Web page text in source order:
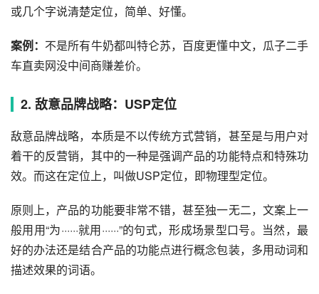
或几个字说清楚定位，简单、好懂。
案例： 不是所有牛奶都叫特仑苏，百度更懂中文，瓜子二手
车直卖网没中间商赚差价。
2. 敌意品牌战略：USP定位
敌意品牌战略，本质是不以传统方式营销，甚至是与用户对
着干的反营销，其中的一种是强调产品的功能特点和特殊功
效。而这在定位上，叫做USP定位，即物理型定位。
原则上，产品的功能要非常不错，甚至独一无二，文案上一
般用用“为······就用······”的句式，形成场景型口号。当然，最
好的办法还是结合产品的功能点进行概念包装，多用动词和
描述效果的词语。